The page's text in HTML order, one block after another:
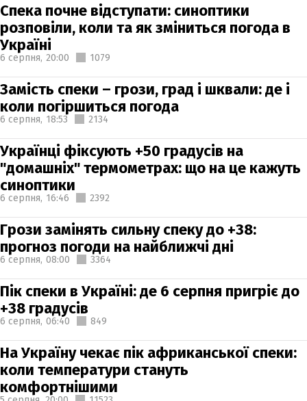
Спека почне відступати: синоптики
розповіли, коли та як зміниться погода в
Україні
6 серпня, 20:00 1079
Замість спеки – грози, град і шквали: де і
коли погіршиться погода
6 серпня, 18:53 2134
Українці фіксують +50 градусів на
"домашніх" термометрах: що на це кажуть
синоптики
6 серпня, 16:46 2392
Грози замінять сильну спеку до +38:
прогноз погоди на найближчі дні
6 серпня, 08:00 3364
Пік спеки в Україні: де 6 серпня пригріє до
+38 градусів
6 серпня, 06:40 849
На Україну чекає пік африканської спеки:
коли температури стануть
комфортнішими